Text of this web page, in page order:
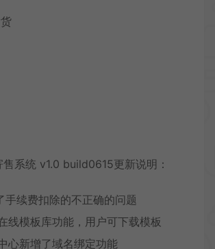
系统 v1.0 build0615更新说明：
手续费扣除的不正确的问题
线模板库功能，用户可下载模板
心新增了域名绑定功能